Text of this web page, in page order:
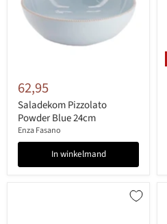
62,95
Saladekom Pizzolato
Powder Blue 24cm
Enza Fasano
In winkelmand